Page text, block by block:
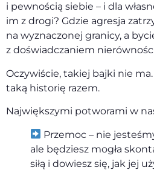
i pewnością siebie – i dla
im z drogi? Gdzie agresja
na wyznaczonej granicy, a
z doświadczaniem
Oczywiście, takiej bajki nie
taką historię razem.
Największymi potworami w
Przemoc – nie
ale będziesz mogła
siłą i dowiesz się, jak jej